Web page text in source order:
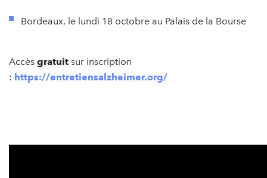
Bordeaux, le lundi 18 octobre au Palais de la Bourse
Accès gratuit sur inscription
: https://entretiensalzheimer.org/